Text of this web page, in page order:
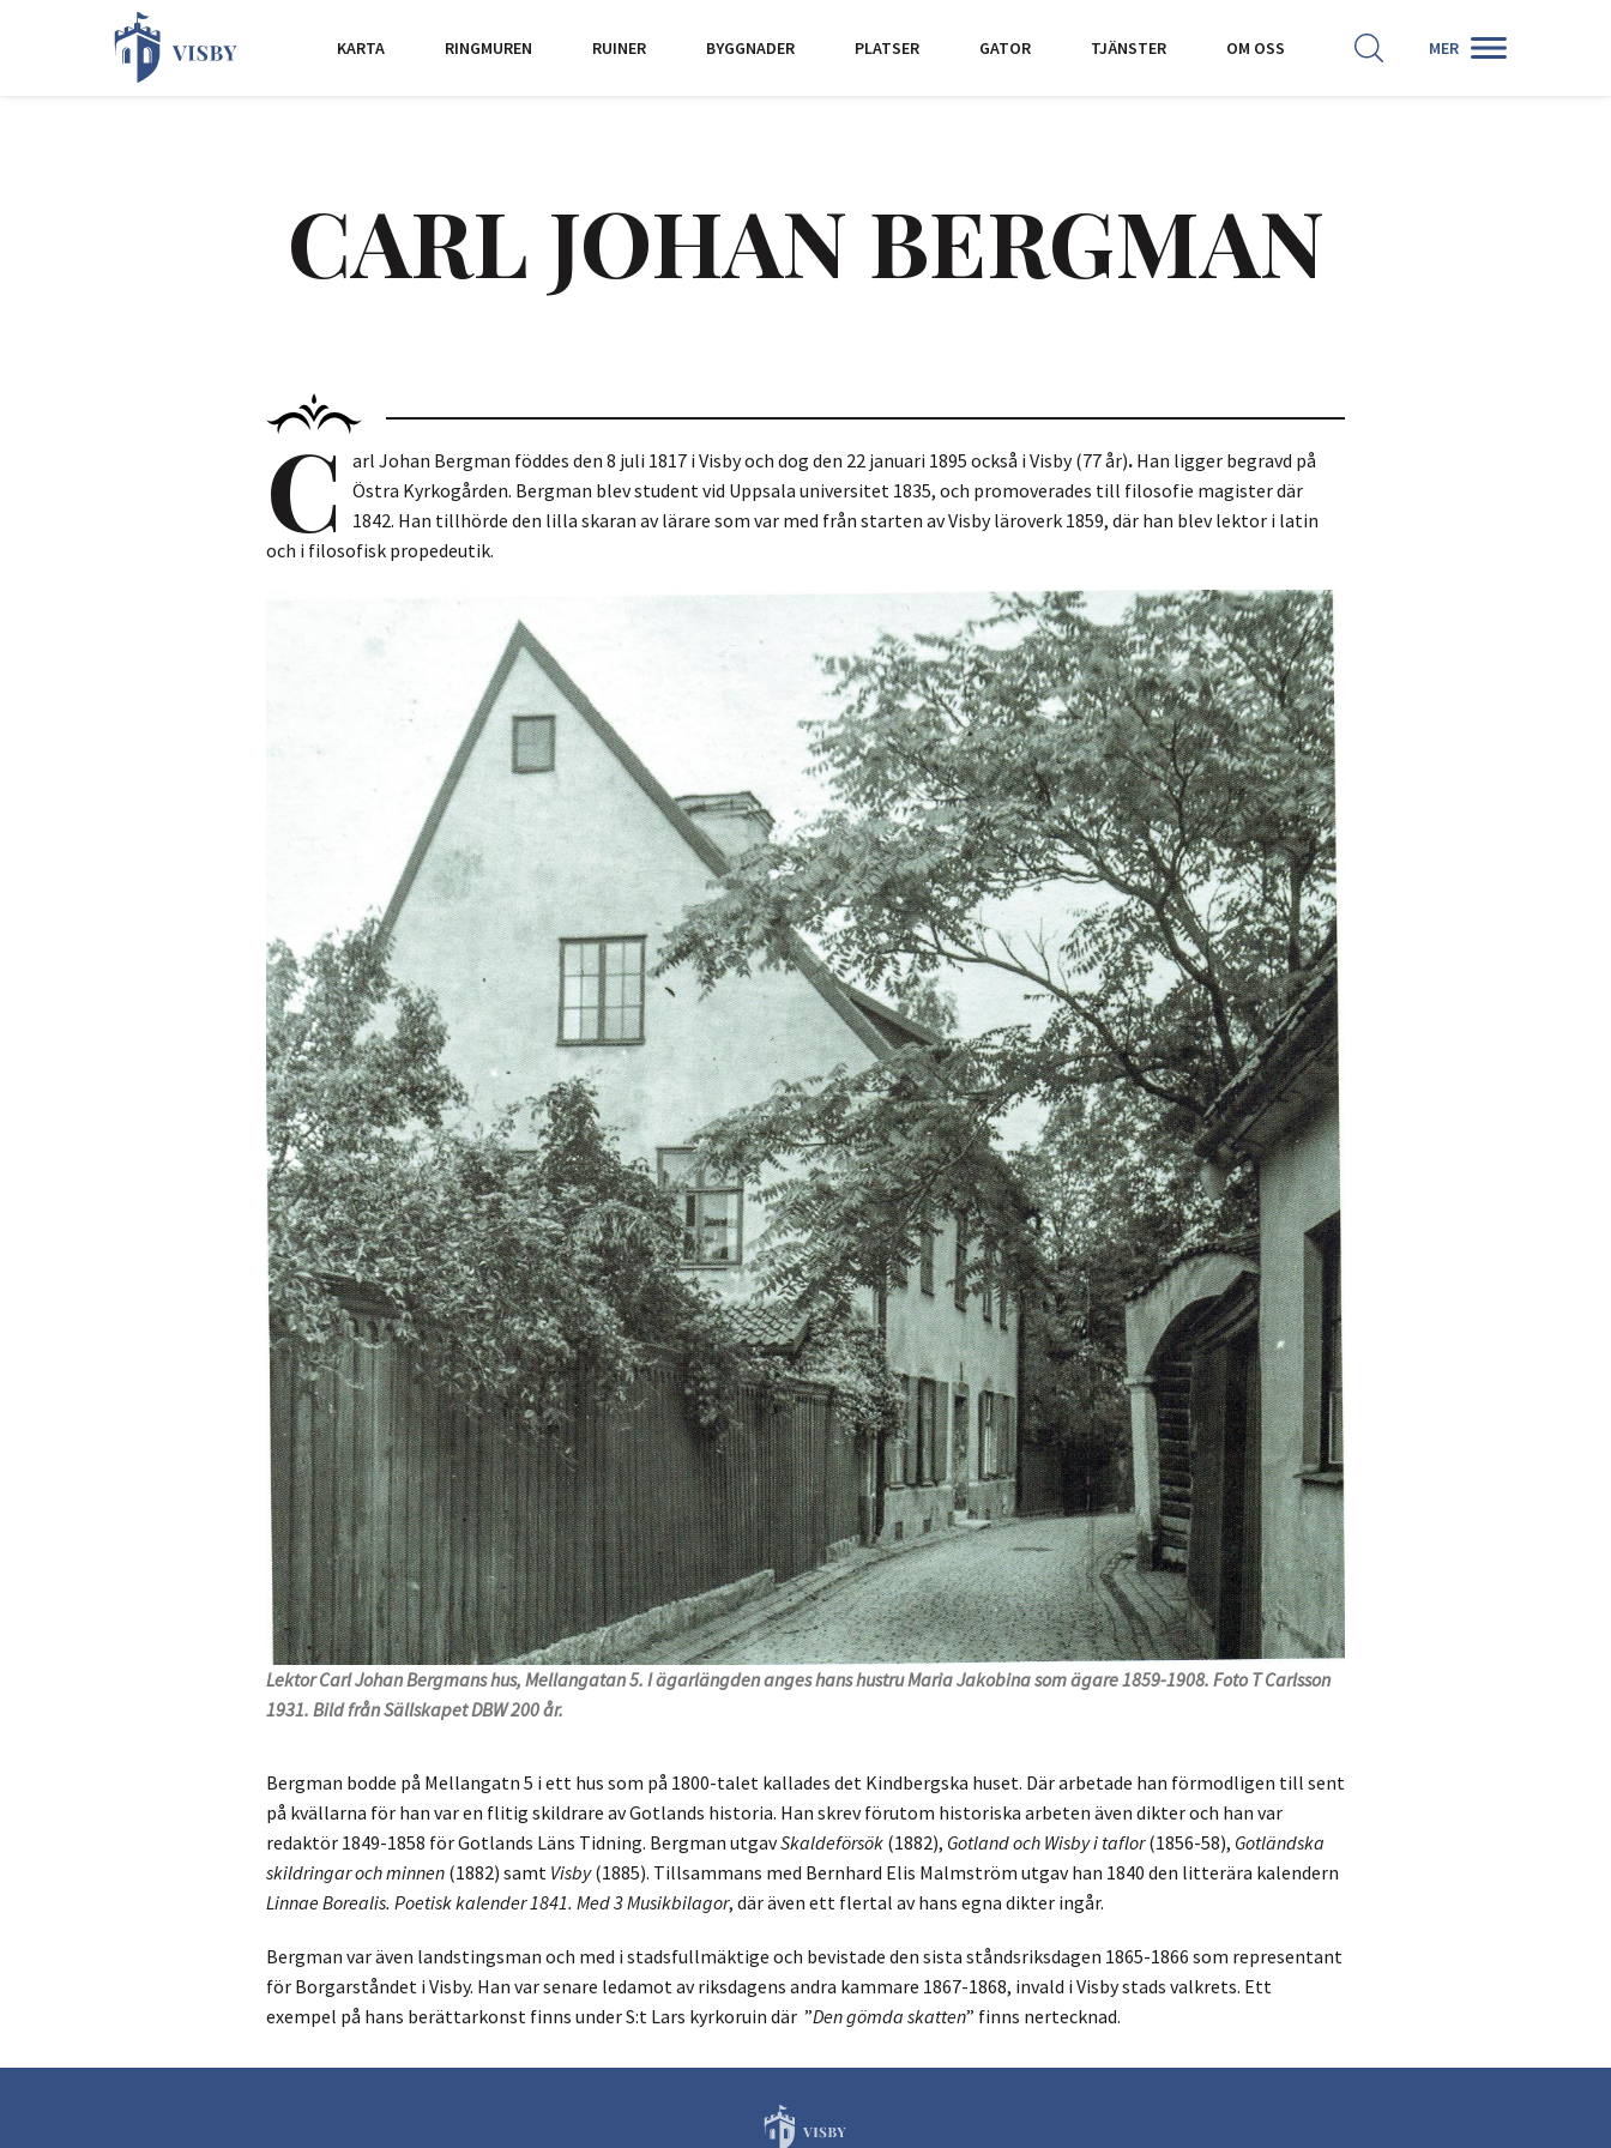
KARTA RINGMUREN RUINER BYGGNADER PLATSER GATOR TJÄNSTER OM OSS MER
CARL JOHAN BERGMAN
C arl Johan Bergman föddes den 8 juli 1817 i Visby och dog den 22 januari 1895 också i Visby (77 år). Han ligger begravd på
Östra Kyrkogården. Bergman blev student vid Uppsala universitet 1835, och promoverades till filosofie magister där
1842. Han tillhörde den lilla skaran av lärare som var med från starten av Visby läroverk 1859, där han blev lektor i latin
och i filosofisk propedeutik.
Lektor Carl Johan Bergmans hus, Mellangatan 5. I ägarlängden anges hans hustru Maria Jakobina som ägare 1859-1908. Foto T Carlsson
1931. Bild från Sällskapet DBW 200 år.
Bergman bodde på Mellangatn 5 i ett hus som på 1800-talet kallades det Kindbergska huset. Där arbetade han förmodligen till sent
på kvällarna för han var en flitig skildrare av Gotlands historia. Han skrev förutom historiska arbeten även dikter och han var
redaktör 1849-1858 för Gotlands Läns Tidning. Bergman utgavSkaldeförsök (1882), Gotland och Wisby i taflor(1856-58), Gotländska
skildringar och minnen (1882) samt Visby(1885). Tillsammans med Bernhard Elis Malmström utgav han 1840 den litterära kalendern
LinnaeBorealis. Poetisk kalender 1841. Med 3 Musikbilagor, där även ett flertal av hans egna dikter ingår.
Bergman var även landstingsman och med i stadsfullmäktige och bevistade den sista ståndsriksdagen 1865-1866 som representant
för Borgarståndet i Visby. Han var senare ledamot av riksdagens andra kammare 1867-1868, invald i Visby stads valkrets. Ett
exempel på hans berättarkonst finns under S:t Lars kyrkoruin där ”Den gömda skatten” finns nertecknad.